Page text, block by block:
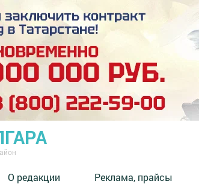
О редакции Реклама, прайсы